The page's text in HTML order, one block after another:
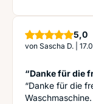
5,0
von Sascha D.
“Danke für die
“Danke für die